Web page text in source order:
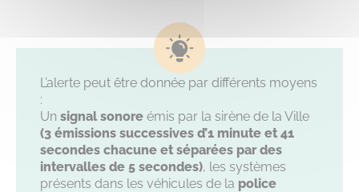
L’alerte peut être donnée par différents moyens
:
Un signal sonore émis par la sirène de la Ville
(3 émissions successives d’1 minute et 41
secondes chacune et séparées par des
intervalles de 5 secondes), les systèmes
présents dans les véhicules de la police